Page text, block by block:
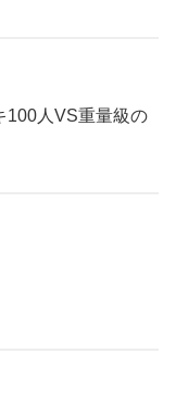
100人VS重量級の